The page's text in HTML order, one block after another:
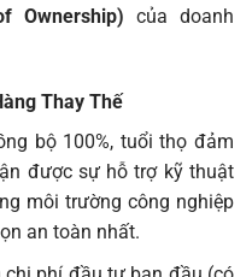
Ownership) của doanh
Thay Thế
bộ 100%, tuổi thọ đảm
được sự hỗ trợ kỹ thuật
môi trường công nghiệp
an toàn nhất.